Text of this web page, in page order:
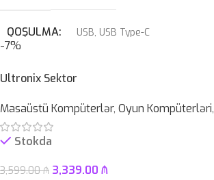
QOŞULMA USB, USB Type-C
KABEL NÖVÜ
SWITCH Blue
-7%
Ultronix Sektor
Masaüstü Kompüterlər, Oyun Kompüterləri,
Stokda
3,599.00₼ 3,339.00 ₼